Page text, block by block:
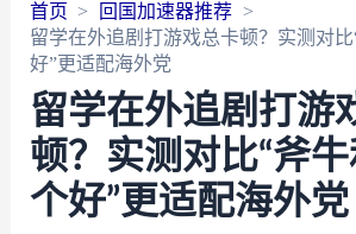
首页
回国加速器推荐
留学在外追剧打游戏总卡顿？实测对
好”更适配海外党
留学在外追剧打游
顿？实测对比“斧
个好”更适配海外党